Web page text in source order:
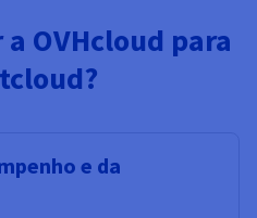
OVHcloud para
e da